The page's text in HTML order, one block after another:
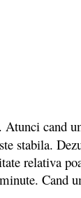
cand
stabila.
relativa
Cand